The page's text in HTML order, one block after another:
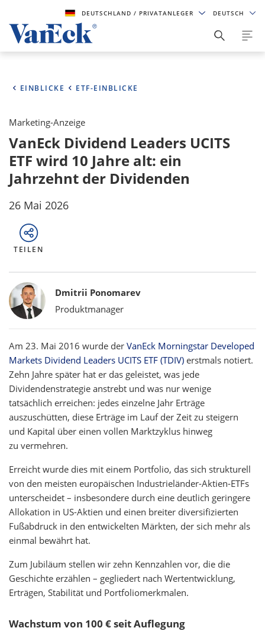
DEUTSCHLAND/ PRIVATANLEGER DEUTSCH
EINBLICKE ETF-EINBLICKE
Marketing-Anzeige
VanEck Dividend Leaders UCITS
ETF wird 10 Jahre alt: ein
Jahrzehnt der Dividenden
26 Mai 2026
TEILEN
Bylines
Dmitrii Ponomarev
Produktmanager
Am 23. Mai 2016 wurde der VanEck Morningstar Developed
Markets Dividend Leaders UCITS ETF (TDIV) erstmals notiert.
Zehn Jahre später hat er das geleistet, was jede
Dividendenstrategie anstrebt und was nur wenige
tatsächlich erreichen: jedes einzelne Jahr Erträge
auszuschütten, diese Erträge im Lauf der Zeit zu steigern
und Kapital über einen vollen Marktzyklus hinweg
zu vermehren.
Erreicht wurde dies mit einem Portfolio, das sich strukturell
von den meisten europäischen Industrieländer-Aktien-ETFs
unterscheidet – insbesondere durch eine deutlich geringere
Allokation in US-Aktien und einen breiter diversifizierten
Fußabdruck in den entwickelten Märkten, der sich mehr als
einmal bewährt hat.
Zum Jubiläum stellen wir zehn Kennzahlen vor, die die
Geschichte erzählen – gegliedert nach Wertentwicklung,
Erträgen, Stabilität und Portfoliomerkmalen.
Wachstum von 100 € seit Auflegung